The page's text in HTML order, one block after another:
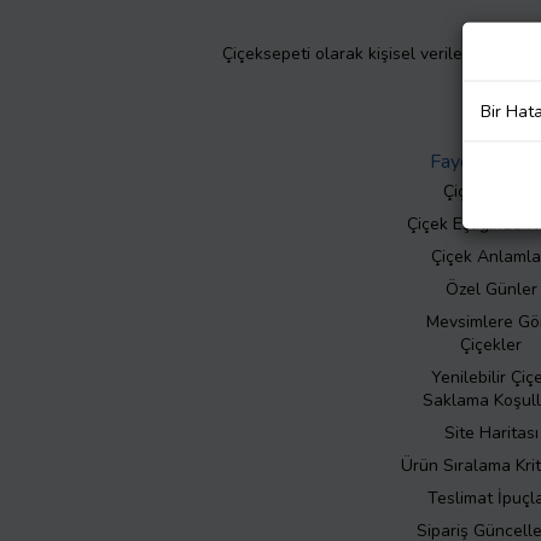
Çiçeksepeti olarak kişisel verilerinizin
Faydalı Bilgiler
Çiçek Bakımı
Çiçek Eşliğinde
Çiçek
Özel Günler
Mevsimlere
Çiçekler
Yenilebilir
Saklama
Site Haritası
Ürün Sıralama
Teslimat
Sipariş
Bir